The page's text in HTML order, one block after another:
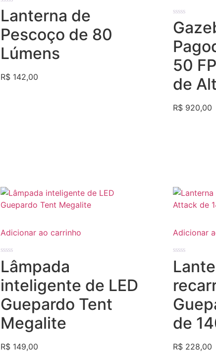
Avaliação
de
5
Lanterna de
Pescoço de 80
Lúmens
R$ 142,00
Avaliação
0
de
5
50
de
R$920,00
Adicionar ao carrinho
Avaliação
de
5
Lâmpada
inteligente de LED
Guepardo Tent
Megalite
R$ 149,00
Adicionar
Avaliação
de
de
R$228,00